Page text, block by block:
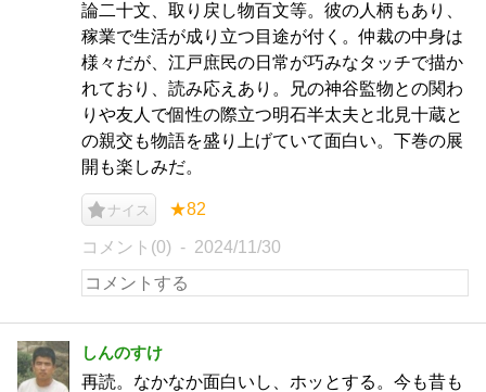
論二十文、取り戻し物百文等。彼の人柄もあり、
稼業で生活が成り立つ目途が付く。仲裁の中身は
様々だが、江戸庶民の日常が巧みなタッチで描か
れており、読み応えあり。兄の神谷監物との関わ
りや友人で個性の際立つ明石半太夫と北見十蔵と
の親交も物語を盛り上げていて面白い。下巻の展
開も楽しみだ。
ナイス ★82
コメント(0) 2024/11/30
しんのすけ
再読。なかなか面白いし、ホッとする。今も昔も